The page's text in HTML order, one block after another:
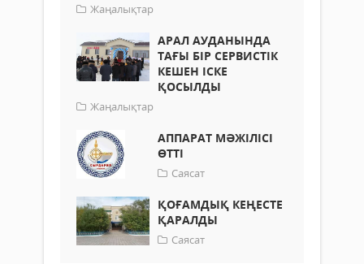
Жаңалықтар
АРАЛ АУДАНЫНДА
ТАҒЫ БІР СЕРВИСТІК
КЕШЕН ІСКЕ
ҚОСЫЛДЫ
Жаңалықтар
АППАРАТ МӘЖІЛІСІ
ӨТТІ
Саясат
ҚОҒАМДЫҚ КЕҢЕСТЕ
ҚАРАЛДЫ
Саясат